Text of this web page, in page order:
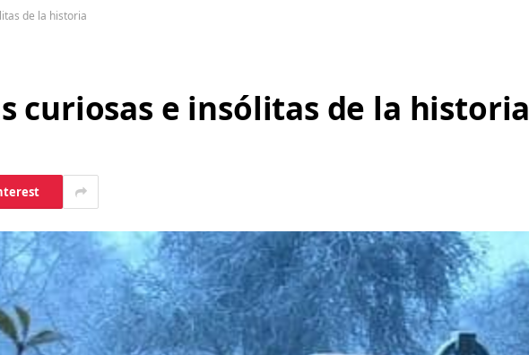
de la historia
curiosas e insólitas de la historia